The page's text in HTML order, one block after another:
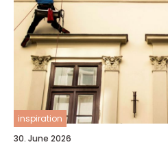
inspiration
30. June 2026